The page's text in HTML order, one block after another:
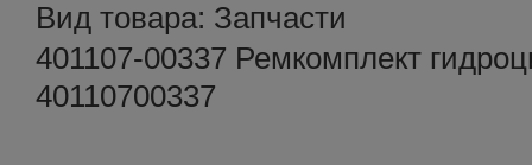
Вид товара: Запчасти
401107-00337 Ремкомплект
40110700337